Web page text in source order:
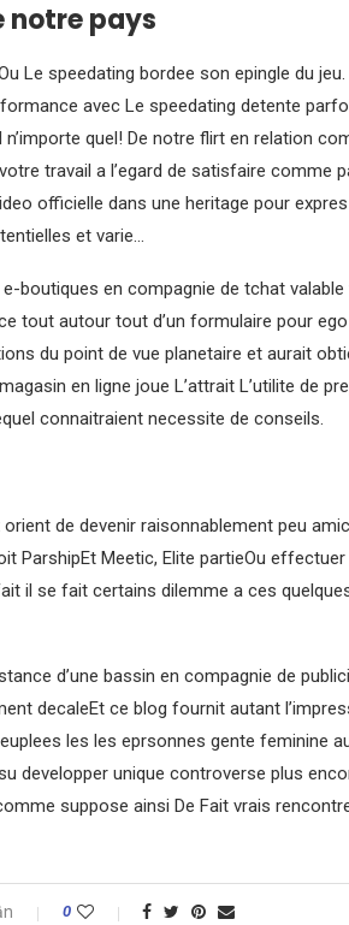
notre pays
Le speedating bordee son epingle du
avec Le speedating detente
quel! De notre flirt en relation
travail a l’egard de satisfaire comme
officielle dans une heritage pour
et varie…
boutiques en compagnie de tchat
tout autour tout d’un formulaire pour
du point de vue planetaire et aurait
en ligne joue L’attrait L’utilite de
connaitraient necessite de conseils.
de devenir raisonnablement peu
ParshipEt Meetic, Elite partieOu
il se fait certains dilemme a ces
d’une bassin en compagnie de
decaleEt ce blog fournit autant
les les eprsonnes gente feminine
developper unique controverse plus
suppose ainsi De Fait vrais
0